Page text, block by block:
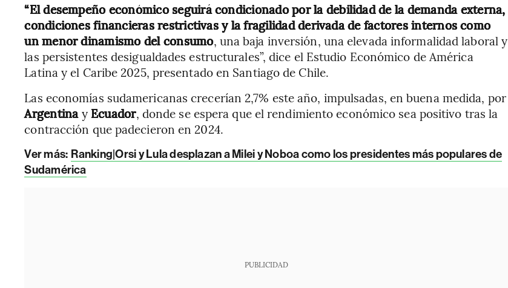
“El desempeño económico seguirá condicionado por la debilidad de la demanda externa,
condiciones financieras restrictivas y la fragilidad derivada de factores internos como
un menor dinamismo del consumo, una baja inversión, una elevada informalidad laboral y
las persistentes desigualdades estructurales”, dice el Estudio Económico de América
Latina y el Caribe 2025, presentado en Santiago de Chile.
Las economías sudamericanas crecerían 2,7% este año, impulsadas, en buena medida, por
Argentinay Ecuador, donde se espera que el rendimiento económico sea positivo tras la
contracción que padecieron en 2024.
Ver más: Ranking|Orsi y Lula desplazan a Milei y Noboa como los presidentes más populares de
Sudamérica
PUBLICIDAD